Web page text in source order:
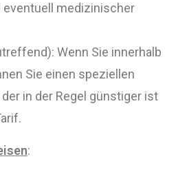
eventuell medizinischer
Wenn Sie innerhalb
Sie einen speziellen
in der Regel günstiger ist
: